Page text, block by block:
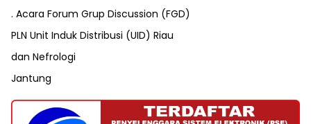
. Acara Forum Grup Discussion (FGD)
PLN Unit Induk Distribusi (UID) Riau
dan Nefrologi
Jantung